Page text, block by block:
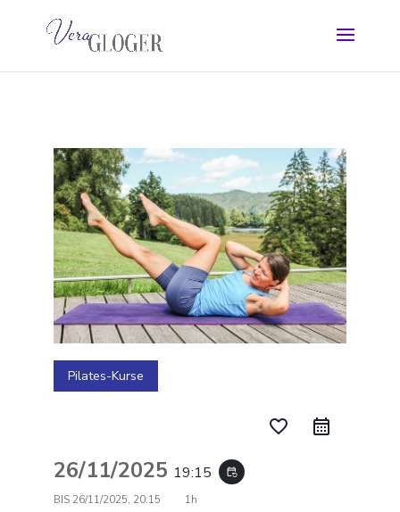
Pilates-Kurse
favorite_border
26/11/2025 19:15 event_repeat
BIS 26/11/2025, 20:15 1h